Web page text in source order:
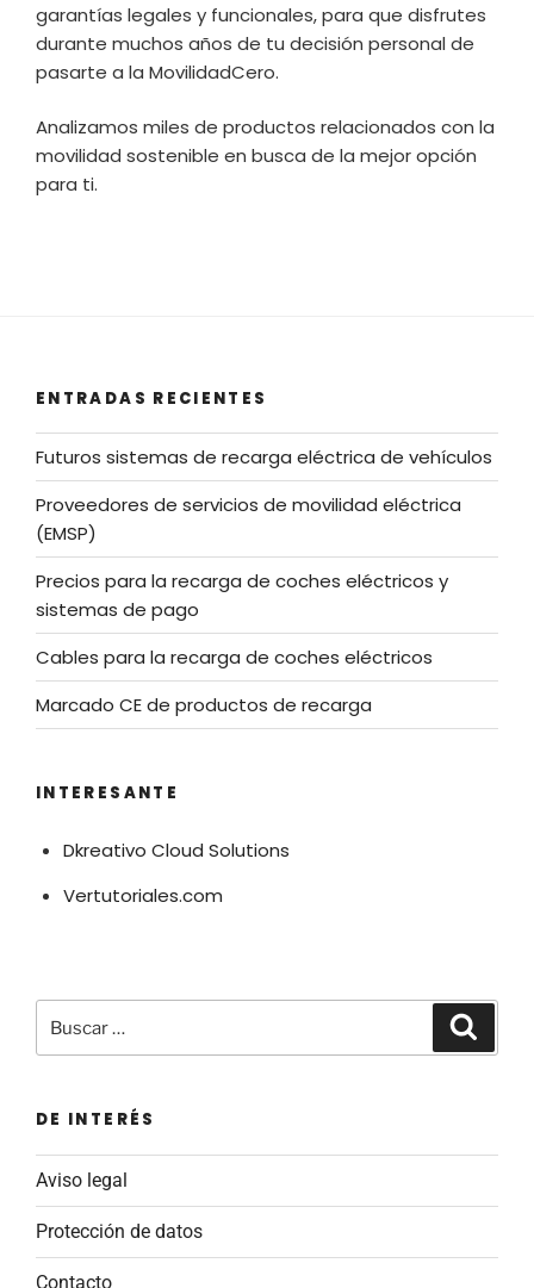
garantías legales y funcionales, para que disfrutes
durante muchos años de tu decisión personal de
pasarte a la MovilidadCero.
Analizamos miles de productos relacionados con la
movilidad sostenible en busca de la mejor opción
para ti.
ENTRADAS RECIENTES
Futuros sistemas de recarga eléctrica de vehículos
Proveedores de servicios de movilidad eléctrica
(EMSP)
Precios para la recarga de coches eléctricos y
sistemas de pago
Cables para la recarga de coches eléctricos
Marcado CE de productos de recarga
INTERESANTE
Dkreativo Cloud Solutions
Vertutoriales.com
por:
DE INTERÉS
Aviso legal
Protección de datos
Contacto